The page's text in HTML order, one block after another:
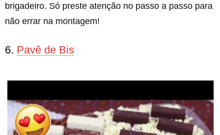
brigadeiro. Só preste atenção no passo a passo para
não errar na montagem!
6. Pavê de Bis